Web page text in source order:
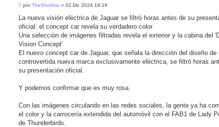
M
n
a
s
i
l
e
porTheShadow » 02 Dic 2024 18:16
La nueva visión eléctrica de Jaguar se filtró horas antes de su
oficial: el concept car revela su verdadero color
Una selección de imágenes filtradas revela el exterior y la cabina del
Vision Concept'
El nuevo concept car de Jaguar, que señala la dirección del diseño de
controvertida nueva marca exclusivamente eléctrica, se filtró horas
su presentación oficial.
Y podemos confirmar que es muy rosa.
Con las imágenes circulando en las redes sociales, la gente ya ha
el color y la carrocería extendida del automóvil con el FAB1 de Lady
de Thunderbirds.